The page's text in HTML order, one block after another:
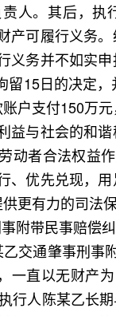
人。其后，
产可履行义务
义务并不如实
15日的决定
户支付150万元
与社会的和谐
动者合法权益
、优先兑现，
更有力的司法保
附带民事赔偿
通肇事刑事
直以无财产
行人陈某乙长